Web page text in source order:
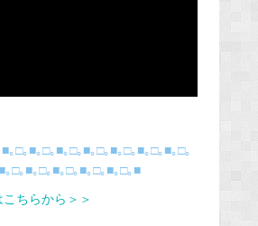
｡□｡■｡□｡■｡□｡■｡□｡■｡□｡■｡□｡■｡□｡
｡□｡■｡□｡■｡□｡■｡□｡■｡□｡■
ちらから＞＞